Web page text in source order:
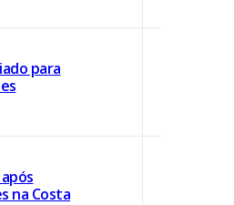
para
na Costa